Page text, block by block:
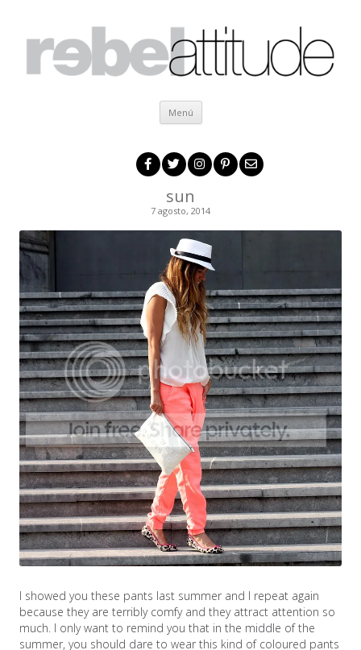
Menú Ir al contenido
sun
7 agosto, 2014
I showed you these pants last summer and I repeat again
because they are terribly comfy and they attract attention so
much. I only want to remind you that in the middle of the
summer, you should dare to wear this kind of coloured pants